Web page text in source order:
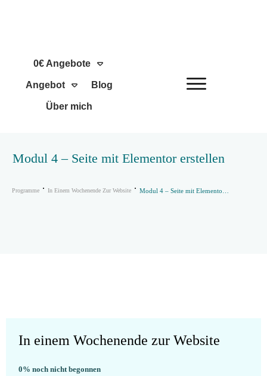
0€ Angebote
Angebot Blog
Über mich
Modul 4 – Seite mit Elementor erstellen
Programme In Einem Wochenende Zur Website
In einem Wochenende zur Website
0% noch nicht begonnen